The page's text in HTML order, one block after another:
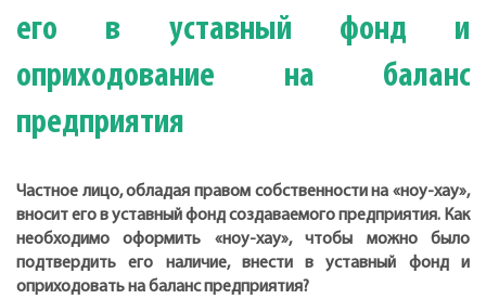
его в уставный фонд и
оприходование на баланс
предприятия
Частное лицо, обладая правом собственности на «ноу-хау»,
вносит его в уставный фонд создаваемого предприятия. Как
необходимо оформить «ноу-хау», чтобы можно было
подтвердить его наличие, внести в уставный фонд и
оприходовать на баланс предприятия?